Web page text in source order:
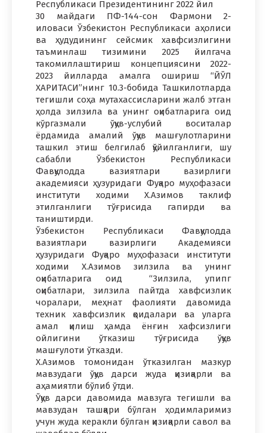
Республикаси Президентининг 2022 йил
30 майдаги ПФ-144-сон Фармони 2-
иловаси Ўзбекистон Республикаси аҳолиси
ва ҳудудининг сейсмик хавфсизлигини
таъминлаш тизимини 2025 йилгача
такомиллаштириш концепциясини 2022-
2023 йилларда амалга ошириш “ЙЎЛ
ХАРИТАСИ”нинг 10.3-бобида Ташкилотларда
тегишли соҳа мутахассисларини жалб этган
ҳолда зилзила ва унинг оқибатларига оид
кўргазмали ўқув-услубий воситалар
ёрдамида амалий ўқув машғулотларини
ташкил этиш белгилаб қўйилганлиги, шу
сабабли Ўзбекистон Республикаси
Фавқулодда вазиятлари вазирлиги
академияси ҳузуридаги Фуқаро муҳофазаси
институти ходими Х.Азимов таклиф
этилганлиги тўғрисида гапирди ва
таништирди.
Ўзбекистон Республикаси Фавқулодда
вазиятлари вазирлиги Академияси
ҳузуридаги Фуқаро муҳофазаси институти
ходими Х.Азимов зилзила ва унинг
оқибатларига оид “Зилзила, упипг
оқибатлари, зилзила пайтда хавфсизлик
чоралари, меҳнат фаолияти давомида
техник хавфсизлик қоидалари ва уларга
амал қилиш ҳамда ёнғин хафсизлиги
ойлигини ўтказиш тўғрисида ўқув
машғулоти ўтказди.
Х.Азимов томонидан ўтказилган мазкур
мавзудаги ўқув дарси жуда қизиқарли ва
аҳамиятли бўлиб ўтди.
Ўқув дарси давомида мавзуга тегишли ва
мавзудан ташқари бўлган ҳодимларимиз
учун жуда керакли бўлган қизиқарли савол ва